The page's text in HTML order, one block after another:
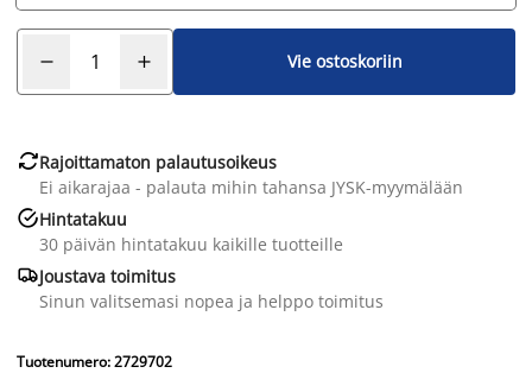
Vie ostoskoriin
Rajoittamaton palautusoikeus
Ei aikarajaa - palauta mihin tahansa JYSK-myymälään
Hintatakuu
30 päivän hintatakuu kaikille tuotteille
Joustava toimitus
Sinun valitsemasi nopea ja helppo toimitus
Tuotenumero: 2729702